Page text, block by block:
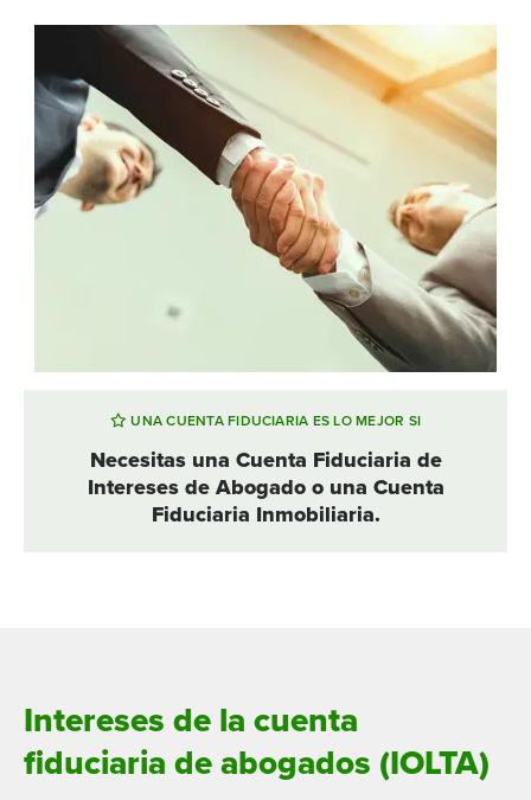
UNA CUENTA FIDUCIARIA ES LO MEJOR SI
Necesitas una Cuenta Fiduciaria de
Intereses de Abogado o una Cuenta
Fiduciaria Inmobiliaria.
Intereses de la cuenta
fiduciaria de abogados (IOLTA)